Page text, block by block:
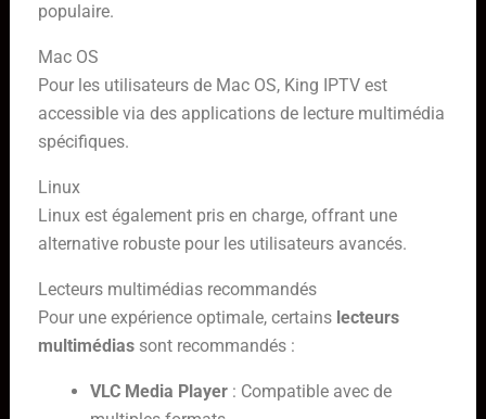
populaire.
Mac OS
Pour les utilisateurs de Mac OS, King IPTV est
accessible via des applications de lecture multimédia
spécifiques.
Linux
Linux est également pris en charge, offrant une
alternative robuste pour les utilisateurs avancés.
Lecteurs multimédias recommandés
Pour une expérience optimale, certains lecteurs
multimédiassont recommandés :
VLC Media Player: Compatible avec de